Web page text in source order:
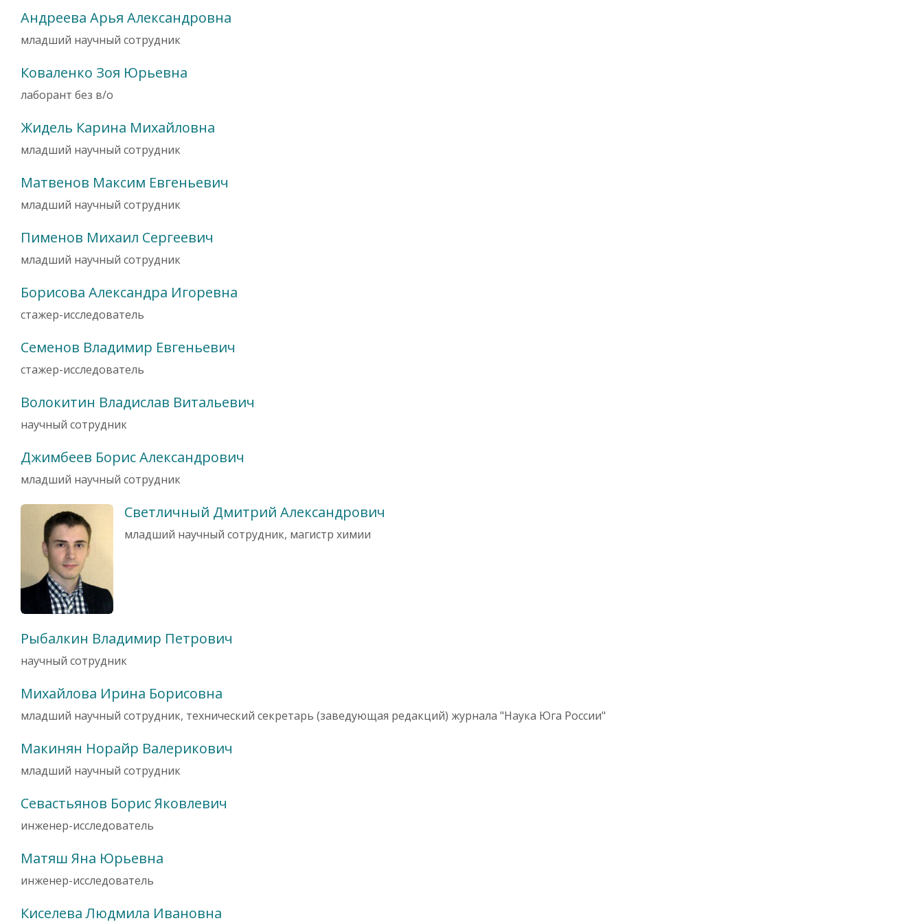
Андреева Арья Александровна
младший научный сотрудник
Коваленко Зоя Юрьевна
лаборант без в/о
Жидель Карина Михайловна
младший научный сотрудник
Матвенов Максим Евгеньевич
младший научный сотрудник
Пименов Михаил Сергеевич
младший научный сотрудник
Борисова Александра Игоревна
стажер-исследователь
Семенов Владимир Евгеньевич
стажер-исследователь
Волокитин Владислав Витальевич
научный сотрудник
Джимбеев Борис Александрович
младший научный сотрудник
Светличный Дмитрий Александрович
младший научный сотрудник, магистр химии
Рыбалкин Владимир Петрович
научный сотрудник
Михайлова Ирина Борисовна
младший научный сотрудник, технический секретарь (заведующая редакций) журнала "Наука Юга России"
Макинян Норайр Валерикович
младший научный сотрудник
Севастьянов Борис Яковлевич
инженер-исследователь
Матяш Яна Юрьевна
инженер-исследователь
Киселева Людмила Ивановна